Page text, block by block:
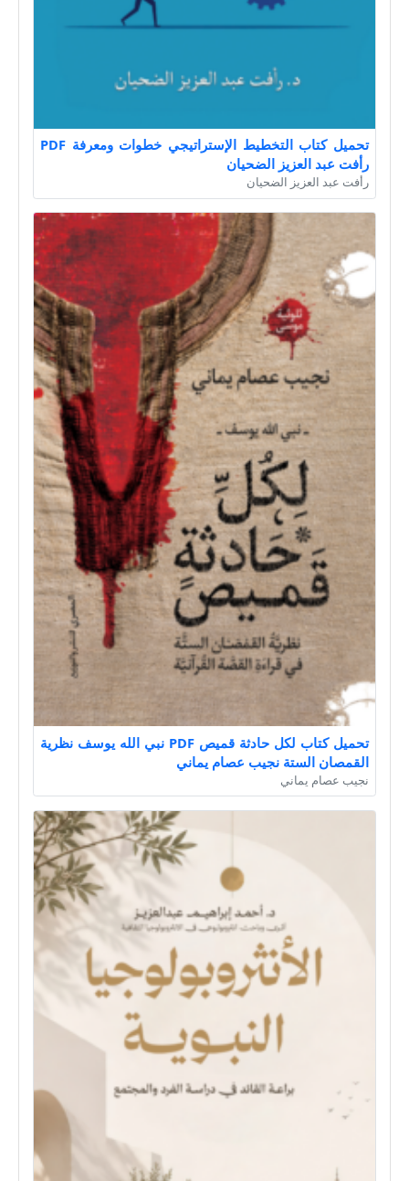
تحميل كتاب التخطيط الإستراتيجي خطوات ومعرفة PDF
رأفت عبد العزيز الضحيان
رأفت عبد العزيز الضحيان
تحميل كتاب لكل حادثة قميص PDF نبي الله يوسف نظرية
القمصان الستة نجيب عصام يماني
نجيب عصام يماني